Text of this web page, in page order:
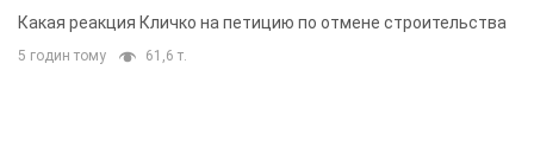
небоскреба "московского верующего"
Какая реакция Кличко на петицию по отмене строительства
5 годин тому 61,6 т.